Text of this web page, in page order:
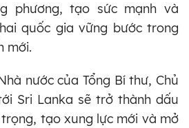
phương, tạo sức mạnh và
quốc gia vững bước trong
mới.
nước của Tổng Bí thư, Chủ
Sri Lanka sẽ trở thành dấu
tạo xung lực mới và mở